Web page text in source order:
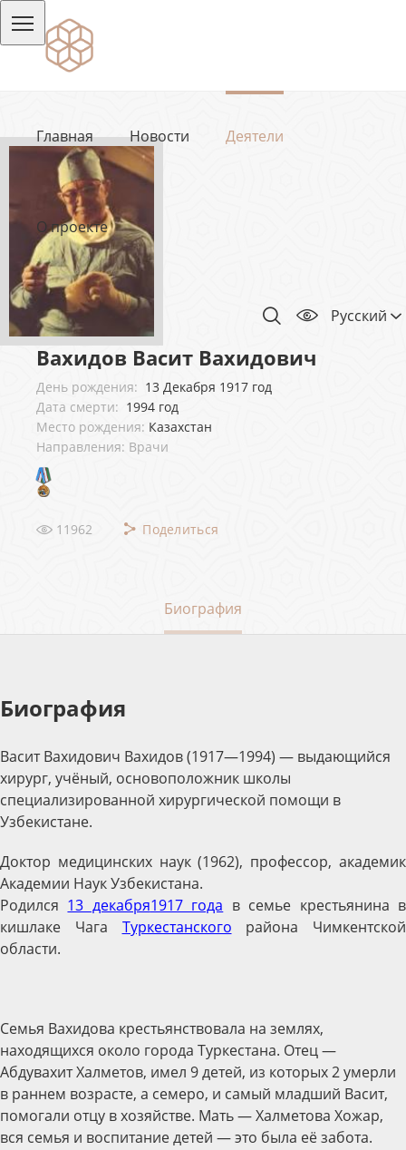
Главная Новости Деятели
О проекте
Русский
Вахидов Васит Вахидович
День рождения: 13 Декабря 1917 год
Дата смерти: 1994 год
Место рождения: Казахcтан
Направления: Врачи
11962 Поделиться
Биография
Биография
Васит Вахидович Вахидов (1917—1994) — выдающийся
хирург, учёный, основоположник школы
специализированной хирургической помощи в
Узбекистане.
Доктор медицинских наук (1962), профессор, академик
Академии Наук Узбекистана.
Родился 13 декабря1917 года в семье крестьянина в
кишлаке Чага Туркестанского района Чимкентской
области.
Семья Вахидова крестьянствовала на землях,
находящихся около города Туркестана. Отец —
Абдувахит Халметов, имел 9 детей, из которых 2 умерли
в раннем возрасте, а семеро, и самый младший Васит,
помогали отцу в хозяйстве. Мать — Халметова Хожар,
вся семья и воспитание детей — это была её забота.